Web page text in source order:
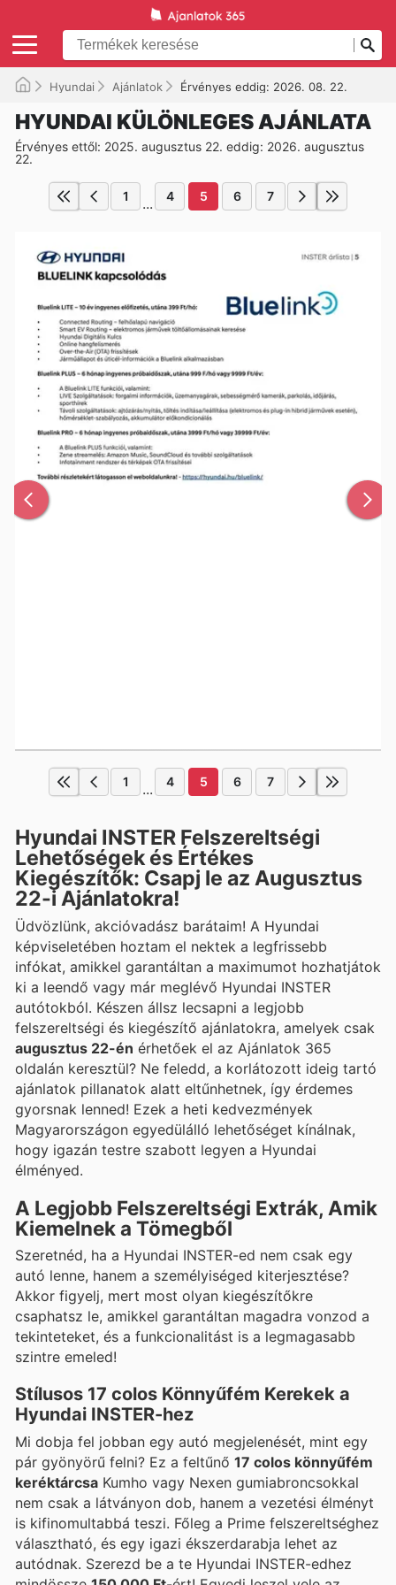
Hyundai Ajánlatok Érvényes eddig: 2026. 08. 22.
HYUNDAI KÜLÖNLEGES AJÁNLATA
Érvényes ettől: 2025. augusztus 22. eddig: 2026. augusztus
22.
1 ... 4 5 6 7
1 ... 4 5 6 7
Hyundai INSTER Felszereltségi
Lehetőségek és Értékes
Kiegészítők: Csapj le az Augusztus
22-i Ajánlatokra!
Üdvözlünk, akcióvadász barátaim! A Hyundai
képviseletében hoztam el nektek a legfrissebb
infókat, amikkel garantáltan a maximumot hozhatjátok
ki a leendő vagy már meglévő Hyundai INSTER
autótokból. Készen állsz lecsapni a legjobb
felszereltségi és kiegészítő ajánlatokra, amelyek csak
augusztus 22-én érhetőek el az Ajánlatok 365
oldalán keresztül? Ne feledd, a korlátozott ideig tartó
ajánlatok pillanatok alatt eltűnhetnek, így érdemes
gyorsnak lenned! Ezek a heti kedvezmények
Magyarországon egyedülálló lehetőséget kínálnak,
hogy igazán testre szabott legyen a Hyundai
élményed.
A Legjobb Felszereltségi Extrák, Amik
Kiemelnek a Tömegből
Szeretnéd, ha a Hyundai INSTER-ed nem csak egy
autó lenne, hanem a személyiséged kiterjesztése?
Akkor figyelj, mert most olyan kiegészítőkre
csaphatsz le, amikkel garantáltan magadra vonzod a
tekinteteket, és a funkcionalitást is a legmagasabb
szintre emeled!
Stílusos 17 colos Könnyűfém Kerekek a
Hyundai INSTER-hez
Mi dobja fel jobban egy autó megjelenését, mint egy
pár gyönyörű felni? Ez a feltűnő 17 colos könnyűfém
keréktárcsa Kumho vagy Nexen gumiabroncsokkal
nem csak a látványon dob, hanem a vezetési élményt
is kifinomultabbá teszi. Főleg a Prime felszereltséghez
választható, és egy igazi ékszerdarabja lehet az
autódnak. Szerezd be a te Hyundai INSTER-edhez